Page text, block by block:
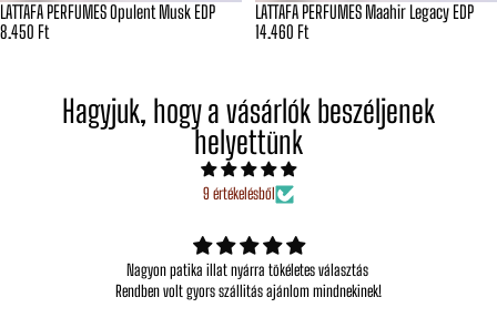
LATTAFA PERFUMES Opulent Musk EDP
8.450 Ft
LATTAFA PERFUMES Maahir Legacy EDP
14.460 Ft
Hagyjuk, hogy a vásárlók beszéljenek
helyettünk
9 értékelésből
Elnyerte a tetszésemet ez az illat egésznap éreztem magamon.
Hamar eljutott hozzám a csomag, nagyon ajánlom ezt az oldalt és a